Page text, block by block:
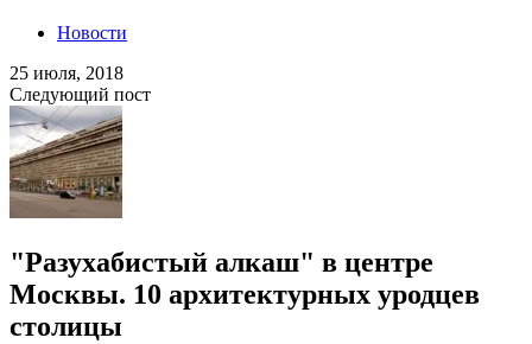
Новости
25 июля, 2018
Следующий пост
"Разухабистый алкаш" в центре
Москвы. 10 архитектурных уродцев
столицы